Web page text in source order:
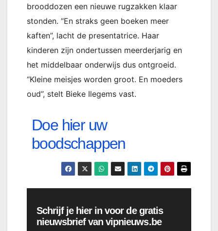
brooddozen een nieuwe rugzakken klaar
stonden. “En straks geen boeken meer
kaften”, lacht de presentatrice. Haar
kinderen zijn ondertussen meerderjarig en
het middelbaar onderwijs dus ontgroeid.
“Kleine meisjes worden groot. En moeders
oud”, stelt Bieke Ilegems vast.
Doe hier uw
boodschappen
Schrijf je hier in voor de gratis
nieuwsbrief van vipnieuws.be